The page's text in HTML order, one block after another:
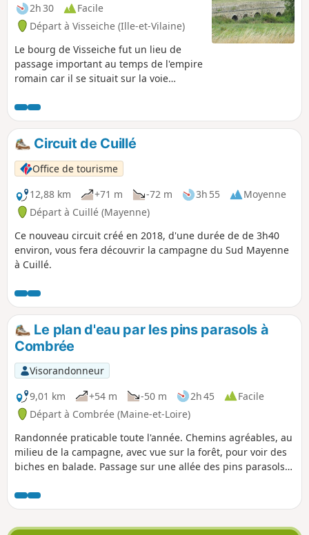
2h 30
Facile
Départ à Visseiche (Ille-et-Vilaine)
Le bourg de Visseiche fut un lieu de
passage important au temps de l'empire
romain car il se situait sur la voie
figurait d'ailleurs sur la Table de
Peutinger, 1re carte routière, sous le
nom de Sipia (Vicus Sipia signifie bourg
sur la Seiche en latin). Les nombreuses
fouilles archéologiques réalisées depuis
1985 témoignent de la richesse de ce
passé.
Circuit de Cuillé
Office de tourisme
12,88 km
+71 m -72 m 3h 55
Moyenne
Départ à Cuillé (Mayenne)
Ce nouveau circuit créé en 2018, d'une durée de de 3h40
environ, vous fera découvrir la campagne du Sud Mayenne
à Cuillé.
Le plan d'eau par les pins parasols à
Combrée
Visorandonneur
9,01 km
+54 m -50 m 2h 45
Facile
Départ à Combrée (Maine-et-Loire)
Randonnée praticable toute l'année. Chemins agréables, au
milieu de la campagne, avec vue sur la forêt, pour voir des
biches en balade. Passage sur une allée des pins parasols,